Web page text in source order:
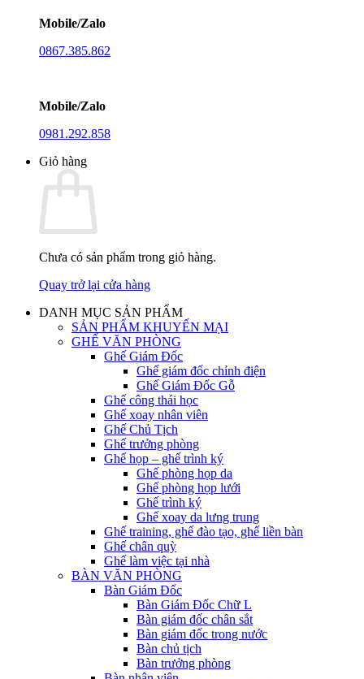
Mobile/Zalo
0867.385.862
Mobile/Zalo
0981.292.858
Giỏ hàng
Chưa có sản phẩm trong giỏ hàng.
Quay trở lại cửa hàng
DANH MỤC SẢN PHẨM
SẢN PHẨM KHUYẾN MẠI
GHẾ VĂN PHÒNG
Ghế Giám Đốc
Ghế giám đốc chỉnh điện
Ghế Giám Đốc Gỗ
Ghế công thái học
Ghế xoay nhân viên
Ghế Chủ Tịch
Ghế trưởng phòng
Ghế họp – ghế trình ký
Ghế phòng họp da
Ghế phòng họp lưới
Ghế trình ký
Ghế xoay da lưng trung
Ghế training, ghế đào tạo, ghế liền bàn
Ghế chân quỳ
Ghế làm việc tại nhà
BÀN VĂN PHÒNG
Bàn Giám Đốc
Bàn Giám Đốc Chữ L
Bàn giám đốc chân sắt
Bàn giám đốc trong nước
Bàn chủ tịch
Bàn trưởng phòng